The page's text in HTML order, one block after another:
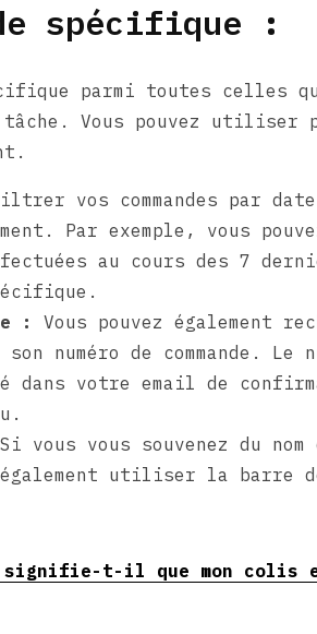
spécifique :
parmi toutes celles
Vous pouvez utiliser
vos commandes par
Par exemple, vous
au cours des 7
:
Vous pouvez également
numéro de commande. Le
dans votre email de
Si vous vous souvenez du
également utiliser la barre
signifie-t-il que mon colis